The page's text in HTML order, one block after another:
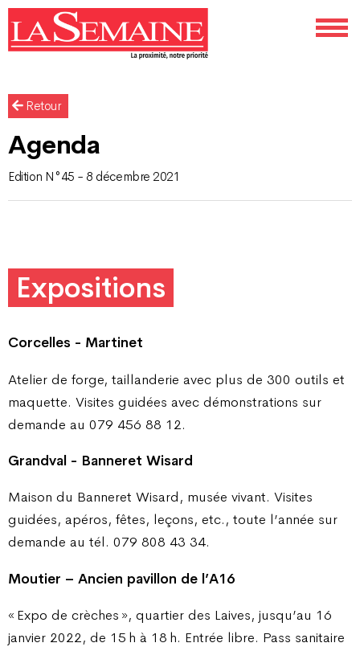
Retour
Agenda
Edition N°45 - 8 décembre 2021
Expositions
Corcelles - Martinet
Atelier de forge, taillanderie avec plus de 300 outils et
maquette. Visites guidées avec démonstrations sur
demande au 079 456 88 12.
Grandval - Banneret Wisard
Maison du Banneret Wisard, musée vivant. Visites
guidées, apéros, fêtes, leçons, etc., toute l’année sur
demande au tél. 079 808 43 34.
Moutier – Ancien pavillon de l’A16
« Expo de crèches », quartier des Laives, jusqu’au 16
janvier 2022, de 15 h à 18 h. Entrée libre. Pass sanitaire